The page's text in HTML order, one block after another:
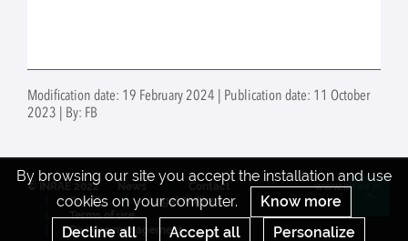
Modification date: 19 February 2024 | Publication date: 11 October
2023 | By: FB
By browsing our site you accept the installation and use
cookies on your computer.
Know more
Decline all
Accept all Personalize
© INRAE 2022
Contact
Credits
Legal Notices
Terms of use
Cookies management
www.inrae.fr